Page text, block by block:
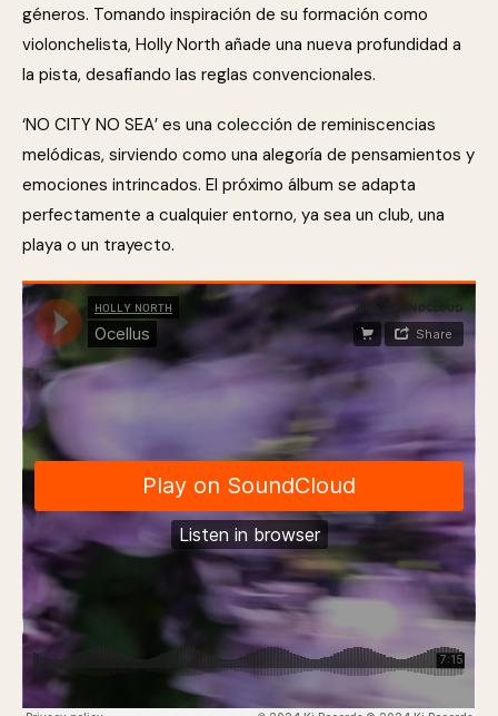
géneros. Tomando inspiración de su formación como
violonchelista, Holly North añade una nueva profundidad a
la pista, desafiando las reglas convencionales.
‘NO CITY NO SEA’ es una colección de reminiscencias
melódicas, sirviendo como una alegoría de pensamientos y
emociones intrincados. El próximo álbum se adapta
perfectamente a cualquier entorno, ya sea un club, una
playa o un trayecto.